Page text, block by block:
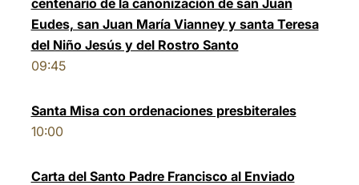
centenario de la canonización de san Juan
Eudes, san Juan María Vianney y santa Teresa
del Niño Jesús y del Rostro Santo
09:45
Santa Misa con ordenaciones presbiterales
10:00
Carta del Santo Padre Francisco al Enviado